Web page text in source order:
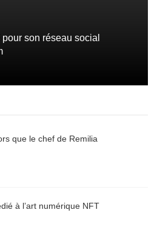
son réseau social
que le chef de Remilia
à l’art numérique NFT